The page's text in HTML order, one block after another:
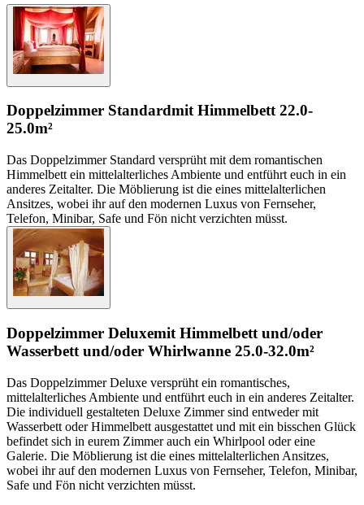
Doppelzimmer Standardmit Himmelbett22.0-
25.0m²
Das Doppelzimmer Standard versprüht mit dem romantischen
Himmelbett ein mittelalterliches Ambiente und entführt euch in ein
anderes Zeitalter. Die Möblierung ist die eines mittelalterlichen
Ansitzes, wobei ihr auf den modernen Luxus von Fernseher,
Telefon, Minibar, Safe und Fön nicht verzichten müsst.
Doppelzimmer Deluxemit Himmelbett und/oder
Wasserbett und/oder Whirlwanne 25.0-32.0m²
Das Doppelzimmer Deluxe versprüht ein romantisches,
mittelalterliches Ambiente und entführt euch in ein anderes Zeitalter.
Die individuell gestalteten Deluxe Zimmer sind entweder mit
Wasserbett oder Himmelbett ausgestattet und mit ein bisschen Glück
befindet sich in eurem Zimmer auch ein Whirlpool oder eine
Galerie. Die Möblierung ist die eines mittelalterlichen Ansitzes,
wobei ihr auf den modernen Luxus von Fernseher, Telefon, Minibar,
Safe und Fön nicht verzichten müsst.